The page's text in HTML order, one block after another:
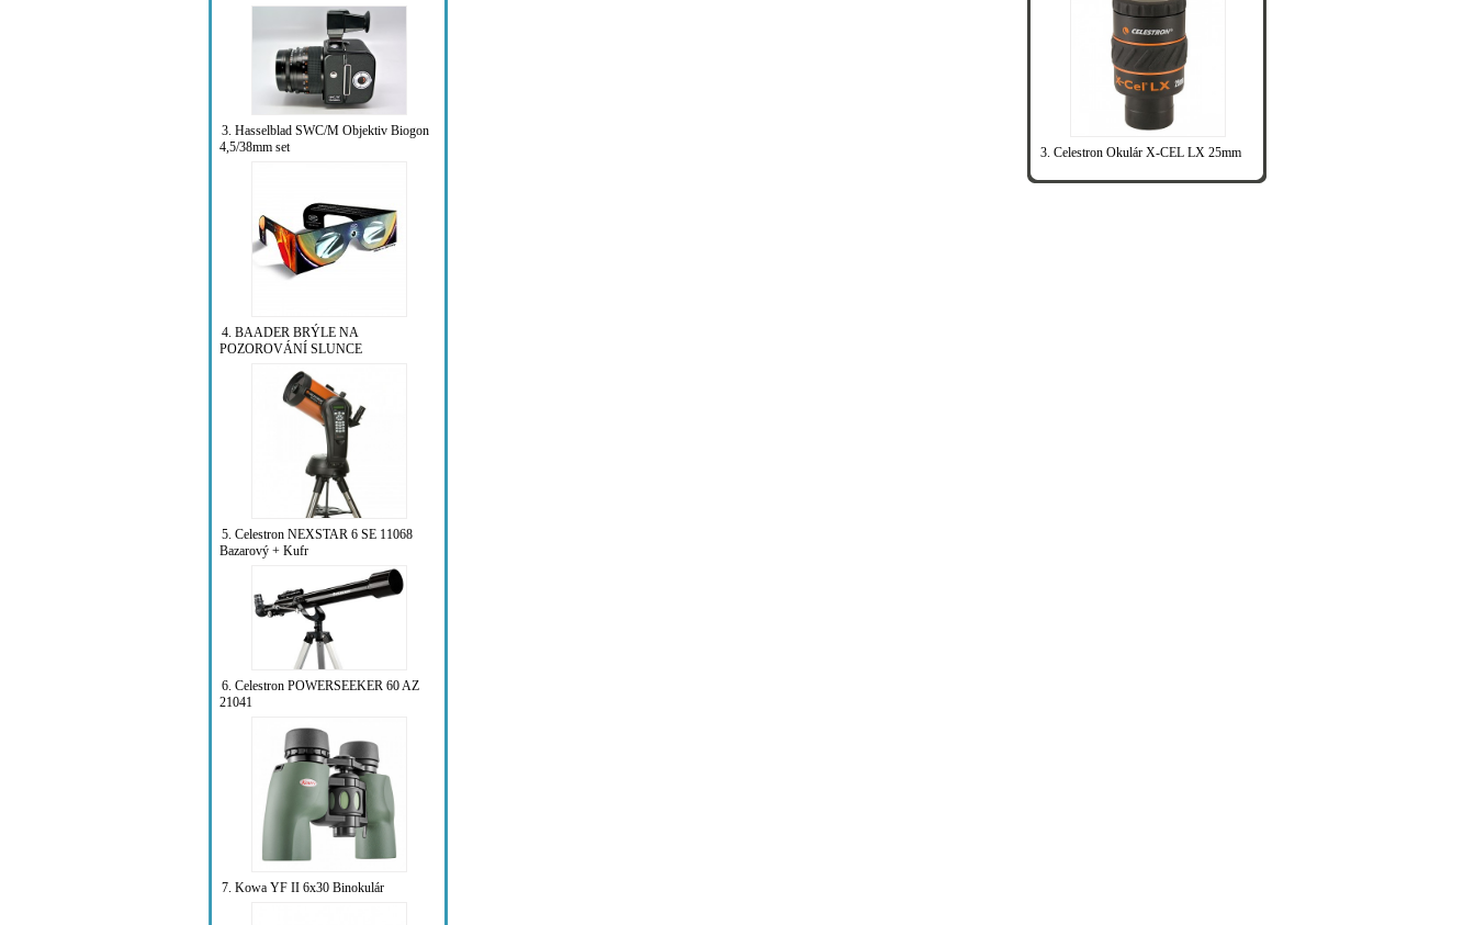
3. Hasselblad SWC/M Objektiv Biogon
4,5/38mm set
4. BAADER BRÝLE NA
POZOROVÁNÍ SLUNCE
5. Celestron NEXSTAR 6 SE 11068
Bazarový + Kufr
6. Celestron POWERSEEKER 60 AZ
21041
7. Kowa YF II 6x30 Binokulár
3. Celestron Okulár X-CEL LX 25mm